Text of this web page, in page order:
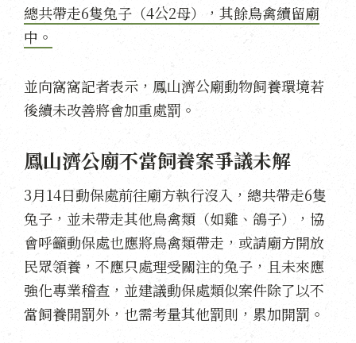
總共帶走6隻兔子（4公2母），其餘鳥禽續留廟
中。
並向窩窩記者表示，鳳山濟公廟動物飼養環境若
後續未改善將會加重處罰。
鳳山濟公廟不當飼養案爭議未解
3月14日動保處前往廟方執行沒入，總共帶走6隻
兔子，並未帶走其他鳥禽類（如雞、鴿子），協
會呼籲動保處也應將鳥禽類帶走，或請廟方開放
民眾領養，不應只處理受關注的兔子，且未來應
強化專業稽查，並建議動保處類似案件除了以不
當飼養開罰外，也需考量其他罰則，累加開罰。